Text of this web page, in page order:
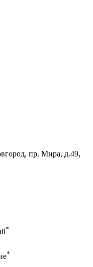
пр. Мира, д.49,
*
*